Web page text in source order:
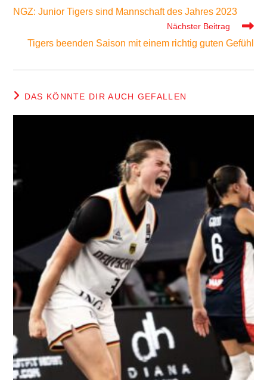
ansehen
NGZ: Junior Tigers sind Mannschaft des Jahres 2023
Nächster Beitrag
Tigers beenden Saison mit einem richtig guten Gefühl
DAS KÖNNTE DIR AUCH GEFALLEN